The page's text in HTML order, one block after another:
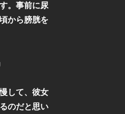
。事前に尿
から膀胱を
して、彼女
のだと思い